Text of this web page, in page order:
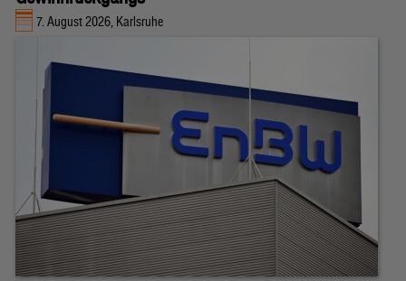
7. August 2026, Karlsruhe